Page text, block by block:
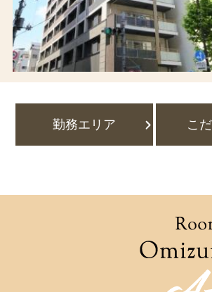
勤務エリア こ